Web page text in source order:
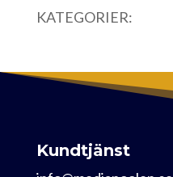
KATEGORIER:
Kundtjänst